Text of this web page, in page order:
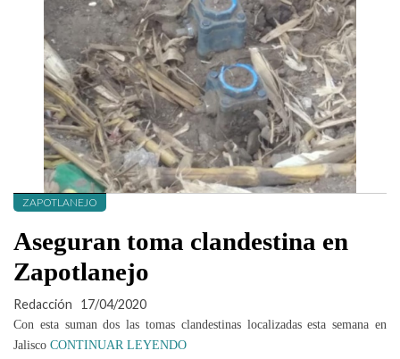
ZAPOTLANEJO
Aseguran toma clandestina en
Zapotlanejo
Redacción 17/04/2020
Con esta suman dos las tomas clandestinas localizadas esta semana en
Jalisco CONTINUAR LEYENDO